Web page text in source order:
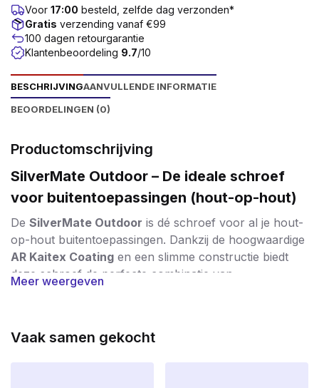
Voor 17:00 besteld, zelfde dag verzonden*
Gratis verzending vanaf €99
100 dagen retourgarantie
Klantenbeoordeling 9.7/10
BESCHRIJVINGAANVULLENDE INFORMATIE
BEOORDELINGEN (0)
Productomschrijving
SilverMate Outdoor – De ideale schroef
voor buitentoepassingen (hout-op-hout)
De SilverMate Outdoor is dé schroef voor al je hout-
op-hout buitentoepassingen. Dankzij de hoogwaardige
AR Kaitex Coating en een slimme constructie biedt
deze schroef de perfecte combinatie van
duurzaamheid, kracht en verwerkersgemak
De specialeAR Kaitex Coating
Meer weergeven
Vaak samen gekocht